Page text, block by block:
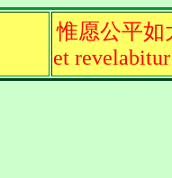
惟愿公平如
et